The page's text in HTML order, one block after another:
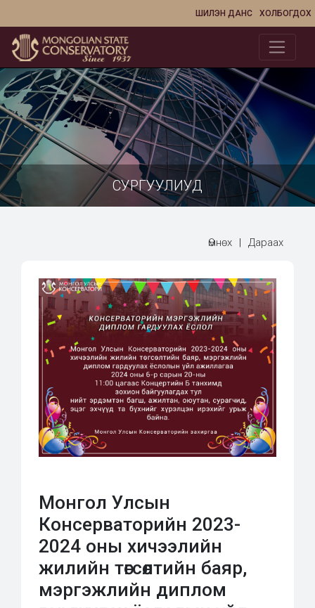
ХОЛБОГДОХ
ШИЛЭН ДАНС
СУРГУУЛИУД
Өмнөх | Дараах
Монгол Улсын
Консерваторийн 2023-
2024 оны хичээлийн
жилийн төгсөлтийн баяр,
мэргэжлийн диплом